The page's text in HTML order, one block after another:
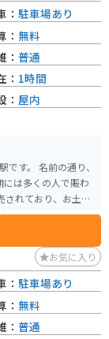
ツーリングの休憩ス
安心です。 道の
こと、観光スポッ
通り、
は多くの人で賑わ
されており、お土産
をふんだんに使った
ーツは絶品なの
っており、ツーリン
よしみから少し足を
ます。
： 駐車場あり
： 無料
： 普通
： 1時間
： 屋内
お気に入り
： 駐車場あり
： 無料
： 普通